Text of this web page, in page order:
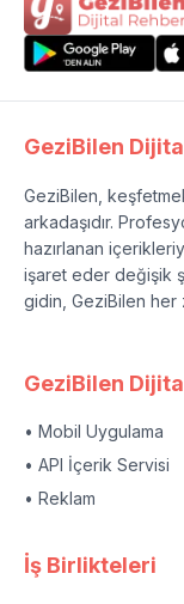
GeziBilen
GeziBilen,
arkadaşıdır.
hazırlanan
işaret eder değişik
gidin, GeziBilen her
GeziBilen
• Mobil Uygulama
• API İçerik Servisi
• Reklam
İş Birlikteleri